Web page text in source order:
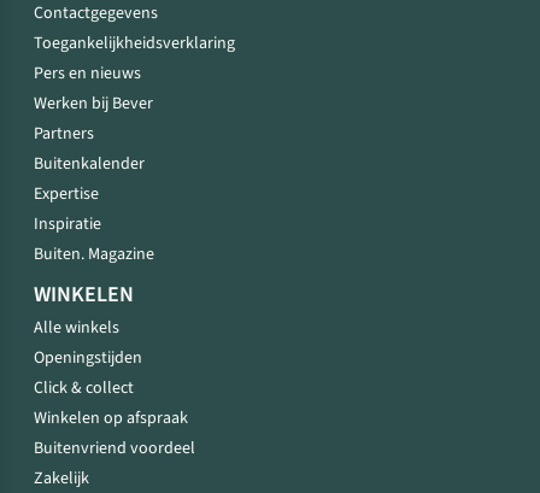
Contactgegevens
Toegankelijkheidsverklaring
Pers en nieuws
Werken bij Bever
Partners
Buitenkalender
Expertise
Inspiratie
Buiten. Magazine
WINKELEN
Alle winkels
Openingstijden
Click & collect
Winkelen op afspraak
Buitenvriend voordeel
Zakelijk